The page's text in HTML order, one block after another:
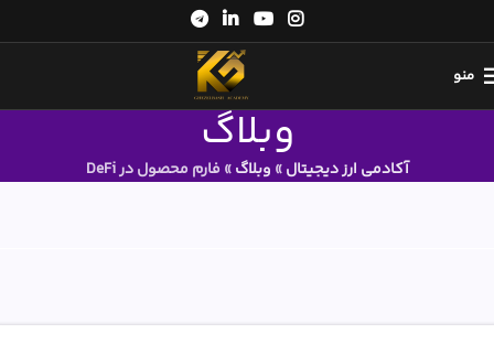
منو
وبلاگ
آکادمی ارز دیجیتال» وبلاگ» فارم محصول در DeFi